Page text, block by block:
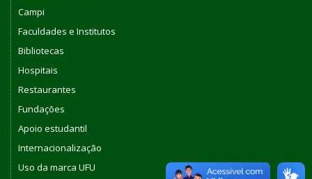
Campi
Faculdades e Institutos
Bibliotecas
Hospitais
Restaurantes
Fundações
Apoio estudantil
Internacionalização
Uso da marca UFU